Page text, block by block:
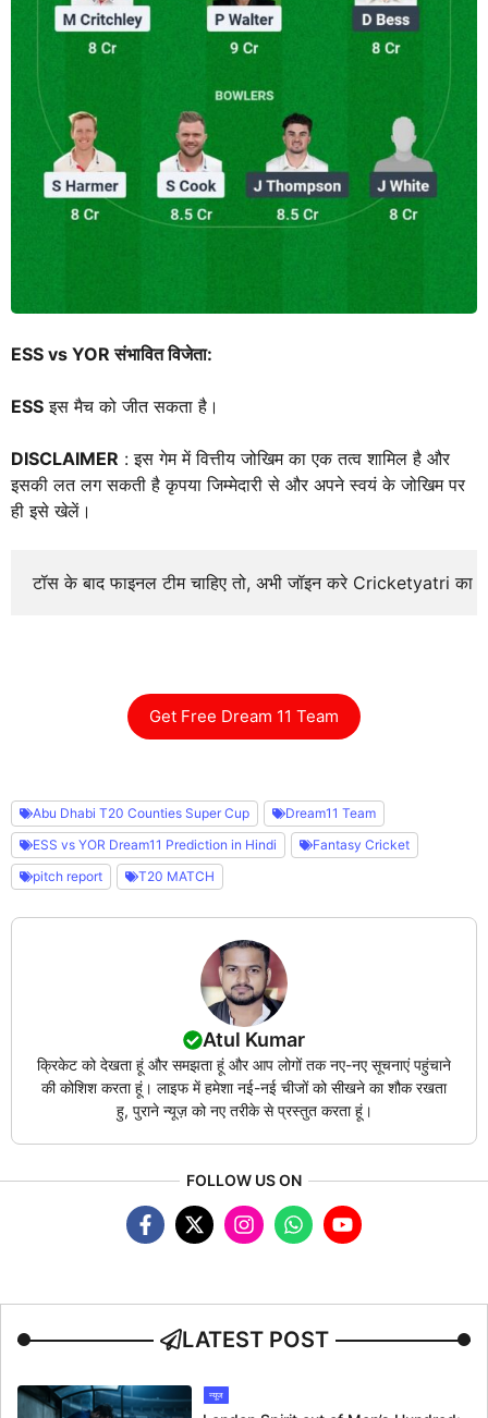
ESS vs YOR संभावित विजेता:
ESS इस मैच को जीत सकता है।
DISCLAIMER : इस गेम में वित्तीय जोखिम का एक तत्व शामिल है और
इसकी लत लग सकती है कृपया जिम्मेदारी से और अपने स्वयं के जोखिम पर
ही इसे खेलें।
टॉस के बाद फाइनल टीम चाहिए तो, अभी जॉइन करे Cricketyatri
Get Free Dream 11 Team
Abu Dhabi T20 Counties Super Cup
Dream11 Team
ESS vs YOR Dream11 Prediction in Hindi
Fantasy Cricket
pitch report
T20 MATCH
Atul Kumar
क्रिकेट को देखता हूं और समझता हूं और आप लोगों तक नए-नए सूचनाएं पहुंचाने
की कोशिश करता हूं। लाइफ में हमेशा नई-नई चीजों को सीखने का शौक रखता
हु, पुराने न्यूज़ को नए तरीके से प्रस्तुत करता हूं।
FOLLOW US ON
LATEST POST
न्यूज